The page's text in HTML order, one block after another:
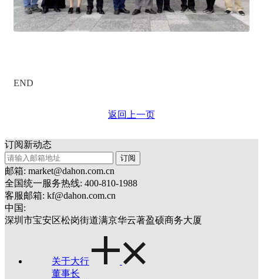
END
返回上一页
订阅新动态
订阅
邮箱: market@dahon.com.cn
全国统一服务热线: 400-810-1988
客服邮箱: kf@dahon.com.cn
中国:
深圳市宝安区松岗街道满京华云著盈硕商务大厦
关于大行
董事长